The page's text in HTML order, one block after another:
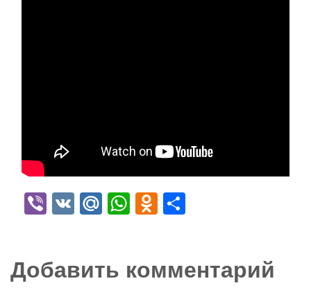
Viber
VK Mail.Ru
WhatsApp
Odnoklassniki
Добавить комментарий